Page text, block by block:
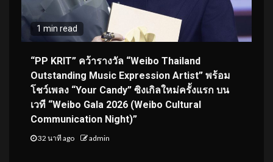
1 min read
“PP KRIT” คว้ารางวัล “Weibo Thailand
Outstanding Music Expression Artist” พร้อม
โชว์เพลง “Your Candy” ซิงเกิลใหม่ครั้งแรก บน
เวที “Weibo Gala 2026 (Weibo Cultural
Communication Night)”
32 นาที ago admin